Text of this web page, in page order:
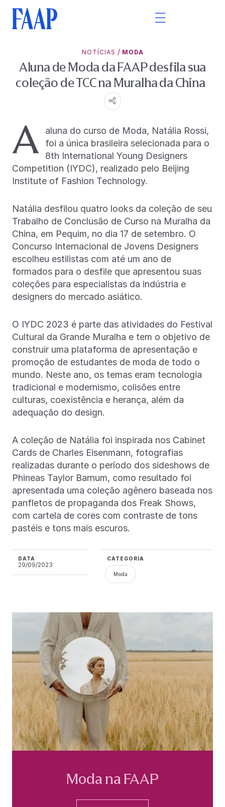
NOTÍCIAS / MODA
Aluna de Moda da FAAP desfila sua
coleção de TCC na Muralha da China
A
aluna do curso de Moda, Natália Rossi,
foi a única brasileira selecionada para o
8th International Young Designers
Competition (IYDC), realizado pelo Beijing
Institute of Fashion Technology.
Natália desfilou quatro looks da coleção de seu
Trabalho de Conclusão de Curso na Muralha da
China, em Pequim, no dia 17 de setembro. O
Concurso Internacional de Jovens Designers
escolheu estilistas com até um ano de
formados para o desfile que apresentou suas
coleções para especialistas da indústria e
designers do mercado asiático.
O IYDC 2023 é parte das atividades do Festival
Cultural da Grande Muralha e tem o objetivo de
construir uma plataforma de apresentação e
promoção de estudantes de moda de todo o
mundo. Neste ano, os temas eram tecnologia
tradicional e modernismo, colisões entre
culturas, coexistência e herança, além da
adequação do design.
A coleção de Natália foi inspirada nos Cabinet
Cards de Charles Eisenmann, fotografias
realizadas durante o período dos sideshows de
Phineas Taylor Barnum, como resultado foi
apresentada uma coleção agênero baseada nos
panfletos de propaganda dos Freak Shows,
com cartela de cores com contraste de tons
pastéis e tons mais escuros.
DATA
29/09/2023
CATEGORIA
Moda
Moda na FAAP